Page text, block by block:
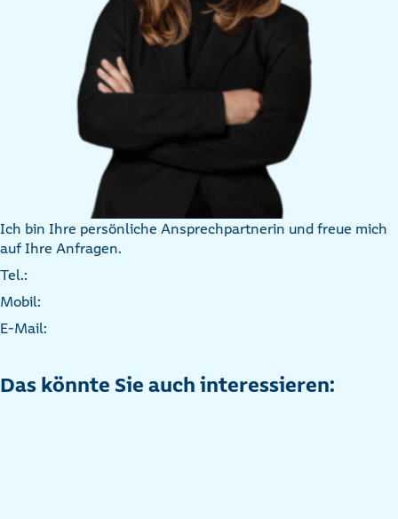
Ich bin Ihre persönliche Ansprechpartnerin und freue mich
auf Ihre Anfragen.
Tel.:
Mobil:
E-Mail:
Das könnte Sie auch interessieren: